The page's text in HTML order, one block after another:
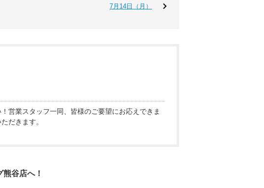
7月14日（月）
営業スタッフ一同、皆様のご要望にお応えできま
だきます。
谷店へ！